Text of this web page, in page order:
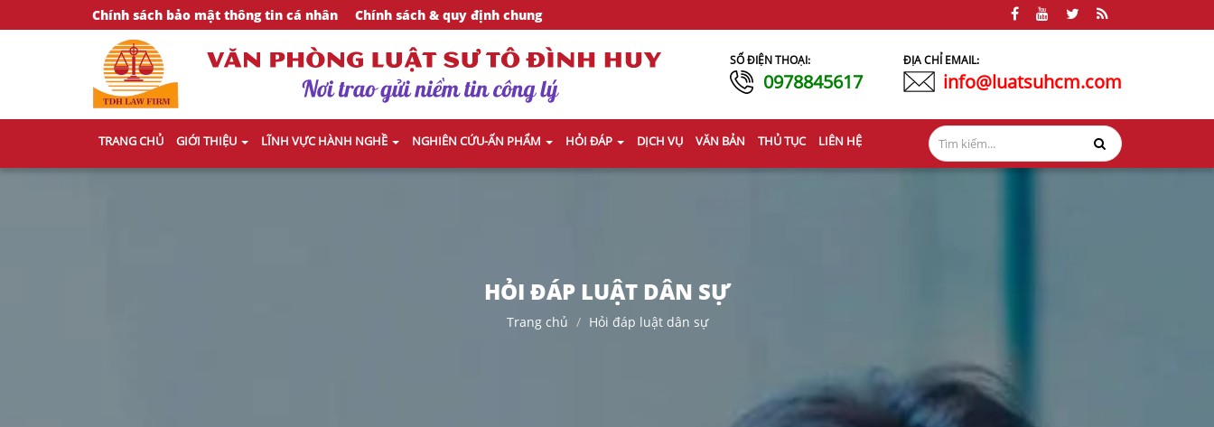
Chính sách bảo mật thông tin cá nhân Chính sách & quy định chung
SỐ ĐIỆN THOẠI:
0978845617
ĐỊA CHỈ EMAIL:
info@luatsuhcm.com
TRANG CHỦ GIỚI THIỆU LĨNH VỰC HÀNH NGHỀ NGHIÊN CỨU-ẤN PHẨM HỎI ĐÁP DỊCH VỤ VĂN BẢN THỦ TỤC LIÊN HỆ
HỎI ĐÁP LUẬT DÂN SỰ
Trang chủ Hỏi đáp luật dân sự